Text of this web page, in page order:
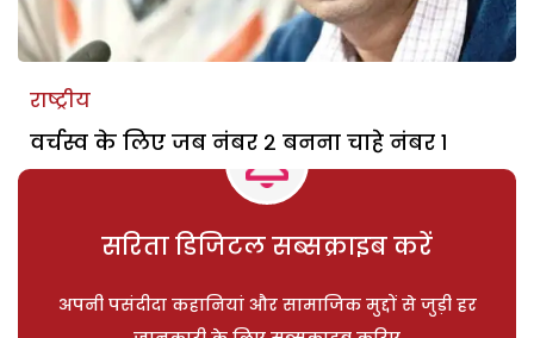
राष्ट्रीय
वर्चस्व के लिए जब नंबर २ बनना चाहे नंबर १
सरिता डिजिटल सब्सक्राइब करें
अपनी पसंदीदा कहानियां और सामाजिक मुद्दों से जुड़ी हर